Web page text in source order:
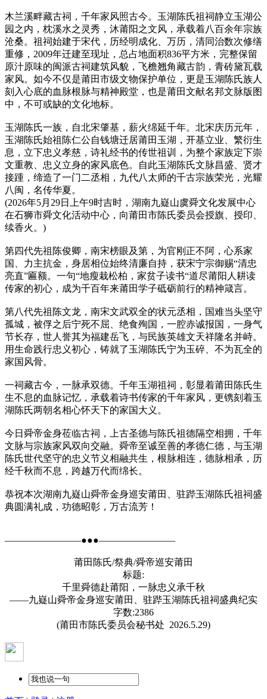
木兰溪畔藏古祠，千年家风照古今。玉湖陈氏祖祠静立玉湖公
园之内，枕溪水之灵秀，沐莆阳之文风，承载着八百余年宗族
沧桑。祖祠始建于宋代，历经明成化、万历，清同治数次修缮
重修，2009年迁建至现址，总占地面积836平方米，完整保留
原汁原味的闽派古祠建筑风貌，飞檐翘角藏古韵，青砖黛瓦载
家风。如今不仅是莆田市级文物保护单位，更是玉湖陈氏族人
刻入心底的血脉根脉与精神殿堂，也是莆田文献名邦文脉版图
中，不可或缺的文化地标。
玉湖陈氏一族，自北宋肇基，薪火绵延千年。北宋庆历元年，
玉湖陈氏始祖陈仁公自钱塘迁居莆田玉湖，开基立业、繁衍生
息，立下忠义孝慈，诗礼经书的传世祖训，为整个家族定下崇
文重教、忠义立身的家风底色。自此玉湖陈氏文脉昌盛、贤才
接踵，缔造了一门二丞相，九代八太师的千古宗族荣光，光耀
八闽，名传华夏。
(2026年5月29日上午9时吉时，湖南九嶷山虞舜文化发展中心
在石狮市舜文化活动中心，向莆田市陈氏委员会授旗、授印、
续香火。)
第四代先祖陈俊卿，南宋榜眼及第，为官刚正不阿，心系家
国、力主抗金，身居相位始终清廉自持，获宋宁宗御赐“清忠
亮直”匾额。一句“地瘦栽松柏，家贫子读书“道尽莆阳人耕读
传家的初心，成为千百年来莆田学子砥砺前行的精神箴言。
第八代先祖陈文龙，南宋文武双全的状元丞相，国难当头坚守
孤城，被俘之后宁死不屈、绝食殉国，一腔赤诚报国，一身气
节长存，世人誉其为福建岳飞，与民族英雄文天祥隆名并峙。
用生命践行忠义初心，铸就了玉湖陈氏宁为玉碎、不为瓦全的
家国风骨。
一祠藏古今，一脉承双德。千年玉湖祖祠，彰显着莆田陈氏生
生不息的血脉记忆，承载着诗书传家的千年家风，更镌刻着玉
湖陈氏两朝名相心怀天下的家国大义。
今日舜帝金身莅临古祠，上古圣德与陈氏祖德隔空相拥，千年
文脉与宗族家风双向交融。舜帝至诚至善的孝德仁德，与玉湖
陈氏世代坚守的忠义节义相融共生，根脉相连，德脉相承，历
经千秋而不息，跨越万代而绵长。
恭祝本次湖南九嶷山舜帝金身巡安莆田、驻跸玉湖陈氏祖祠盛
典圆满礼成，功德昭彰，万古流芳！
————————●●●————————
莆田陈氏/祭典/舜帝巡安莆田
标题:
千里舜德赴莆阳，一脉忠义承千秋
——九嶷山舜帝金身巡安莆田、驻跸玉湖陈氏祖祠盛典纪实
字数:2386
(莆田市陈氏委员会秘书处 2026.5.29)